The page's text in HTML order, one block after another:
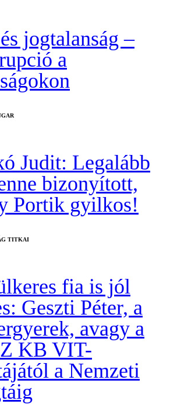
jogtalanság –
a
Judit: Legalább
bizonyított,
Portik gyilkos!
TITKAI
fia is jól
Geszti Péter, a
avagy a
KB VIT-
a Nemzeti